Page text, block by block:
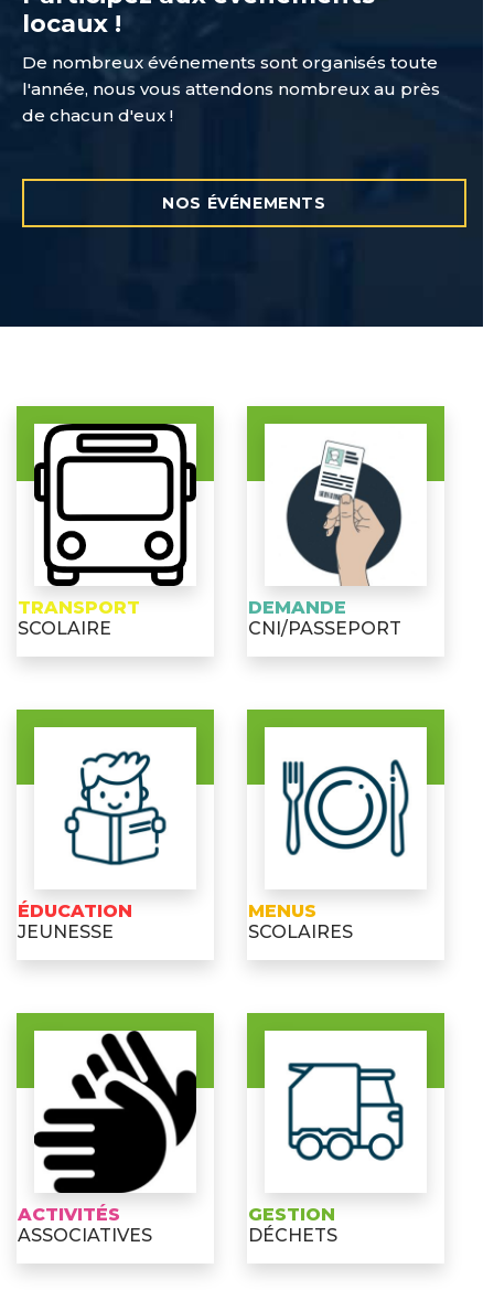
locaux !
De nombreux événements sont organisés toute
l'année, nous vous attendons nombreux au près
de chacun d'eux !
NOS ÉVÉNEMENTS
TRANSPORT
SCOLAIRE
DEMANDE
CNI/PASSEPORT
ÉDUCATION
JEUNESSE
MENUS
SCOLAIRES
ACTIVITÉS
ASSOCIATIVES
GESTION
DÉCHETS